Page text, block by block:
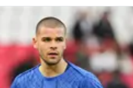
devant la DNCG sans
à la DNCG... que l'OL ne
qui avait présenté ce même